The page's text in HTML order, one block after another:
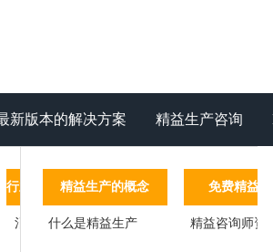
统
新版本的解决方案
客
标杆客户
精益生产咨询
精益生产的概念
什么是精益生产
免费精益
精益咨询师资